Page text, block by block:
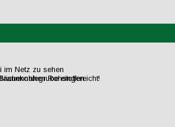
im Netz zu sehen
Rohstoffen.
eingereicht!